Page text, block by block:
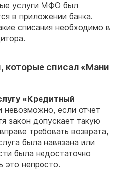
услуги МФО был
в приложении банка.
списания необходимо в
которые списал «Мани
«Кредитный
невозможно, если отчет
закон допускает такую
требовать возврата,
была навязана или
была недостаточно
это непросто.